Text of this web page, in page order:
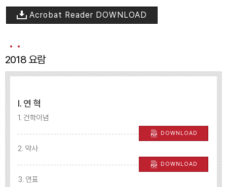
Acrobat Reader DOWNLOAD
2018 요람
Ⅰ. 연 혁
1. 건학이념
DOWNLOAD
2. 약사
DOWNLOAD
3. 연표